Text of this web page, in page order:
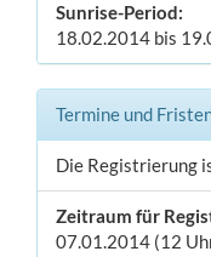
Sunrise-Period:
18.02.2014 bis
Termine und
Die Registrierung
Zeitraum für
07.01.2014 (12